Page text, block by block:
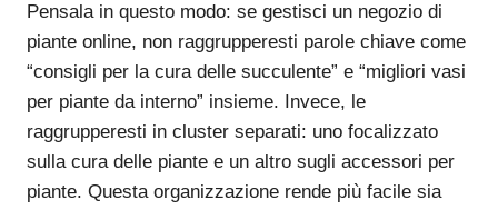
Pensala in questo modo: se gestisci un negozio di
piante online, non raggrupperesti parole chiave come
“consigli per la cura delle succulente” e “migliori vasi
per piante da interno” insieme. Invece, le
raggrupperesti in cluster separati: uno focalizzato
sulla cura delle piante e un altro sugli accessori per
piante. Questa organizzazione rende più facile sia